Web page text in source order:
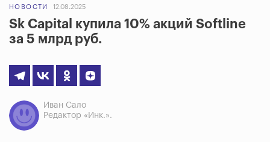
НОВОСТИ 12.08.2025
Sk Capital купила 10% акций Softline
за 5 млрд руб.
Иван Сало
Редактор «Инк.».